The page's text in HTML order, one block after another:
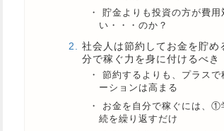
貯金よりも投資の方が費用
い・・・のか？
社会人は節約してお金を貯め
分で稼ぐ力を身に付けるべき
節約するよりも、プラスで
ーションは高まる
お金を自分で稼ぐには、
続を繰り返すだけ